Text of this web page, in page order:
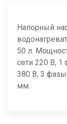
Напорный
50 л.
сети 220 В, 1
380 В, 3
мм.